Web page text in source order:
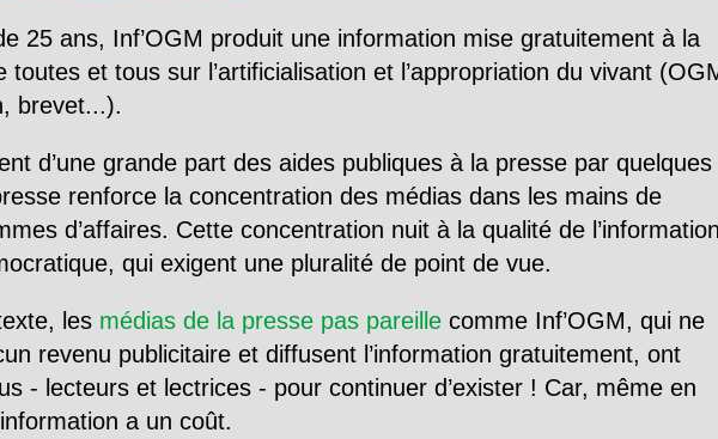
25 ans, Inf’OGM produit une information mise gratuitement à la
toutes et tous sur l’artificialisation et l’appropriation du vivant
brevet...).
d’une grande part des aides publiques à la presse par quelques
renforce la concentration des médias dans les mains de
d’affaires. Cette concentration nuit à la qualité de
qui exigent une pluralité de point de vue.
les médias de la presse pas pareille comme Inf’OGM, qui ne
revenu publicitaire et diffusent l’information gratuitement, ont
- lecteurs et lectrices - pour continuer d’exister ! Car, même en
a un coût.